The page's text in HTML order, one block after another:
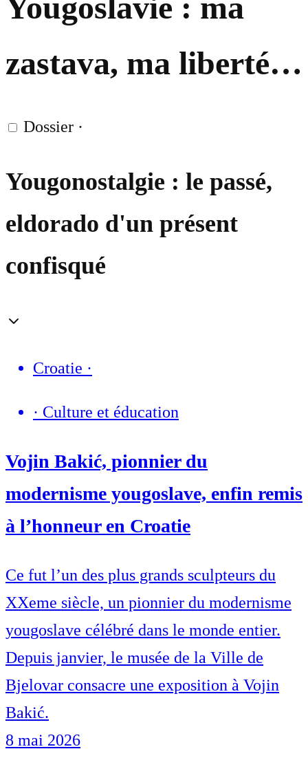
Yougoslavie : ma
zastava, ma liberté…
Dossier ·
Yougonostalgie : le passé,
eldorado d'un présent
confisqué
Croatie ·
· Culture et éducation
Vojin Bakić, pionnier du
modernisme yougoslave, enfin remis
à l’honneur en Croatie
Ce fut l’un des plus grands sculpteurs du
XXeme siècle, un pionnier du modernisme
yougoslave célébré dans le monde entier.
Depuis janvier, le musée de la Ville de
Bjelovar consacre une exposition à Vojin
Bakić.
8 mai 2026